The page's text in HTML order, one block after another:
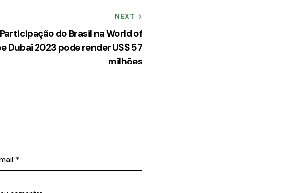
NEXT
Participação do Brasil na World of
Dubai 2023 pode render US$ 57
milhões